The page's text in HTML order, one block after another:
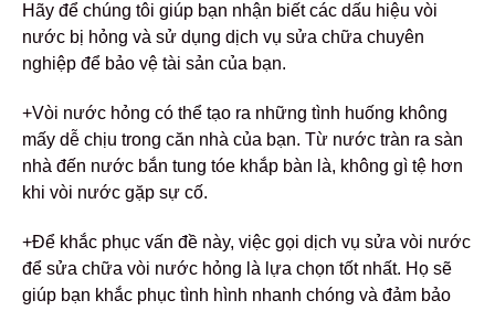
Hãy để chúng tôi giúp bạn nhận biết các dấu hiệu vòi
nước bị hỏng và sử dụng dịch vụ sửa chữa chuyên
nghiệp để bảo vệ tài sản của bạn.
+Vòi nước hỏng có thể tạo ra những tình huống không
mấy dễ chịu trong căn nhà của bạn. Từ nước tràn ra sàn
nhà đến nước bắn tung tóe khắp bàn là, không gì tệ hơn
khi vòi nước gặp sự cố.
+Để khắc phục vấn đề này, việc gọi dịch vụ sửa vòi nước
để sửa chữa vòi nước hỏng là lựa chọn tốt nhất. Họ sẽ
giúp bạn khắc phục tình hình nhanh chóng và đảm bảo